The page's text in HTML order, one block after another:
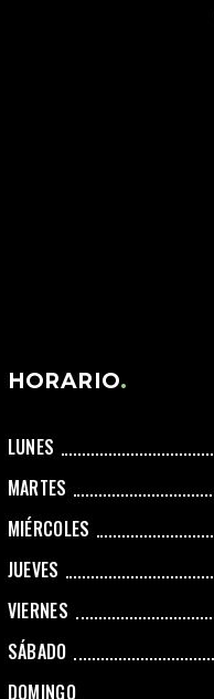
HORARIO
LUNES
MARTES
MIÉRCOLES
JUEVES
VIERNES
SÁBADO
DOMINGO